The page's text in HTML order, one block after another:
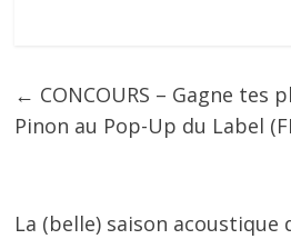
← CONCOURS – Gagne tes
Pinon au Pop-Up du Label
La (belle) saison acoustique